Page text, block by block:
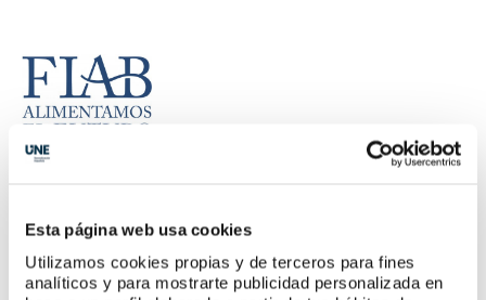
Esta página web usa cookies
Utilizamos cookies propias y de terceros para fines
analíticos y para mostrarte publicidad personalizada en
Bebidas (FIAB) y la Asociación de Industrias de Alimentación
de Aragón (AIAA) han firmado un acuerdo de cooperación para